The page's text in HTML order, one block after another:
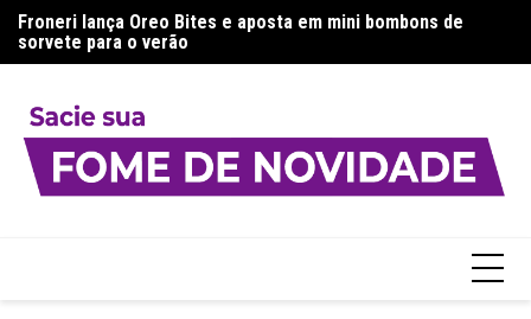
para
o
Froneri lança Oreo Bites e aposta em mini bombons de
sorvete para o verão